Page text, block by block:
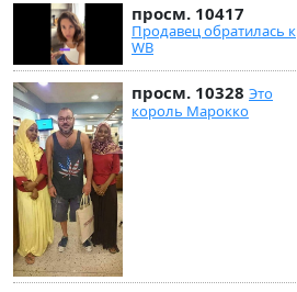
просм. 10417
Продавец обратилась к
WB
просм. 10328 Это
король Марокко